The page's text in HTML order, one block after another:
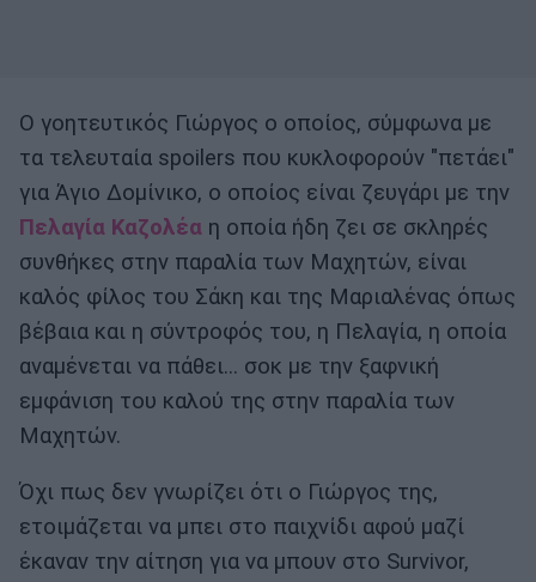
Ο γοητευτικός Γιώργος ο οποίος, σύμφωνα με
τα τελευταία spoilers που κυκλοφορούν "πετάει"
για Άγιο Δομίνικο, ο οποίος είναι ζευγάρι με την
Πελαγία Καζολέα η οποία ήδη ζει σε σκληρές
συνθήκες στην παραλία των Μαχητών, είναι
καλός φίλος του Σάκη και της Μαριαλένας όπως
βέβαια και η σύντροφός του, η Πελαγία, η οποία
αναμένεται να πάθει... σοκ με την ξαφνική
εμφάνιση του καλού της στην παραλία των
Μαχητών.
Όχι πως δεν γνωρίζει ότι ο Γιώργος της,
ετοιμάζεται να μπει στο παιχνίδι αφού μαζί
έκαναν την αίτηση για να μπουν στο Survivor,